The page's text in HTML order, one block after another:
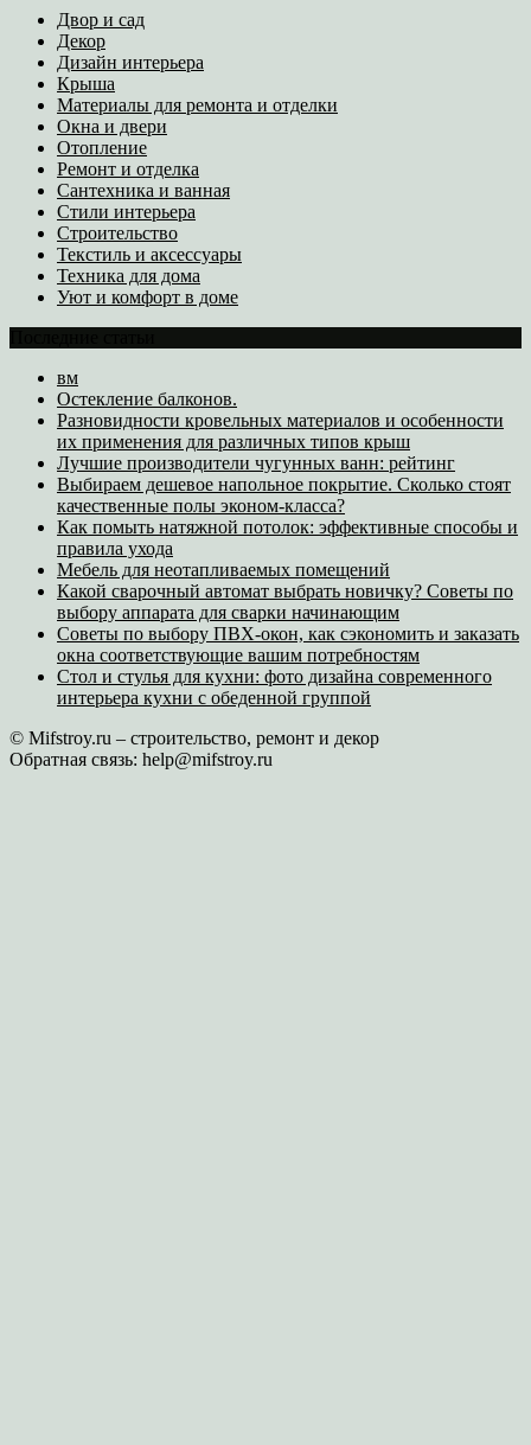
Двор и сад
Декор
Дизайн интерьера
Крыша
Материалы для ремонта и отделки
Окна и двери
Отопление
Ремонт и отделка
Сантехника и ванная
Стили интерьера
Строительство
Текстиль и аксессуары
Техника для дома
Уют и комфорт в доме
вм
Остекление балконов.
Разновидности кровельных материалов и особенности
их применения для различных типов крыш
Лучшие производители чугунных ванн: рейтинг
Выбираем дешевое напольное покрытие. Сколько стоят
качественные полы эконом-класса?
Как помыть натяжной потолок: эффективные способы и
правила ухода
Мебель для неотапливаемых помещений
Какой сварочный автомат выбрать новичку? Советы по
выбору аппарата для сварки начинающим
Советы по выбору ПВХ-окон, как сэкономить и заказать
окна соответствующие вашим потребностям
Стол и стулья для кухни: фото дизайна современного
интерьера кухни с обеденной группой
© Mifstroy.ru – строительство, ремонт и декор
Обратная связь: help@mifstroy.ru